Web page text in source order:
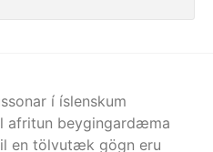
í íslenskum
afritun beygingardæma
en tölvutæk gögn eru